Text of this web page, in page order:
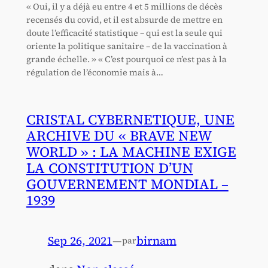
« Oui, il y a déjà eu entre 4 et 5 millions de décès
recensés du covid, et il est absurde de mettre en
doute l’efficacité statistique – qui est la seule qui
oriente la politique sanitaire – de la vaccination à
grande échelle. » « C’est pourquoi ce n’est pas à la
régulation de l’économie mais à…
CRISTAL CYBERNETIQUE, UNE
ARCHIVE DU « BRAVE NEW
WORLD » : LA MACHINE EXIGE
LA CONSTITUTION D’UN
GOUVERNEMENT MONDIAL –
1939
Sep 26, 2021—parbirnam